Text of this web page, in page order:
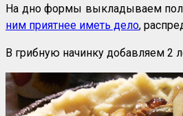
На дно формы выкладываем
ним приятнее иметь дело,
В грибную начинку добавляем 2